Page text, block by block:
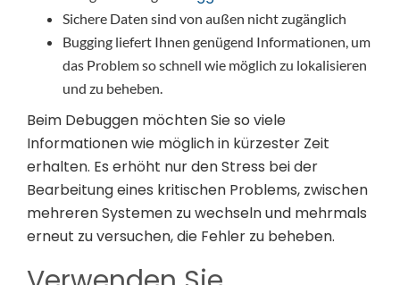
Sichere Daten sind von außen nicht zugänglich
Bugging liefert Ihnen genügend Informationen, um
das Problem so schnell wie möglich zu lokalisieren
und zu beheben.
Beim Debuggen möchten Sie so viele
Informationen wie möglich in kürzester Zeit
erhalten. Es erhöht nur den Stress bei der
Bearbeitung eines kritischen Problems, zwischen
mehreren Systemen zu wechseln und mehrmals
erneut zu versuchen, die Fehler zu beheben.